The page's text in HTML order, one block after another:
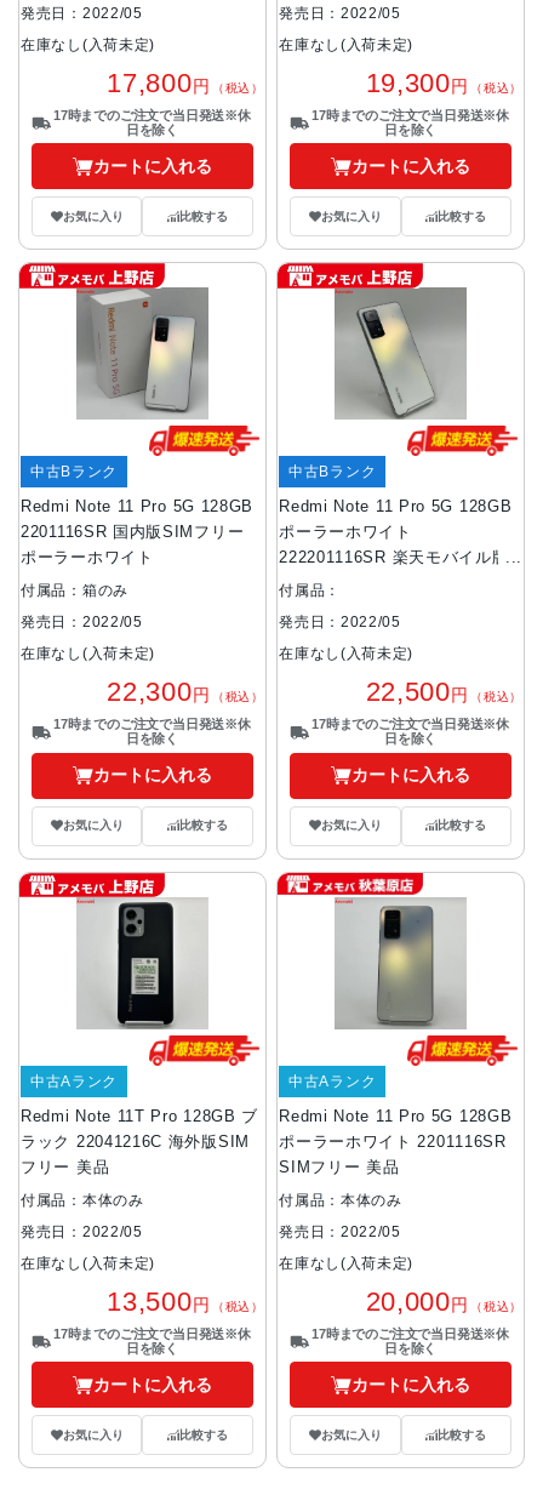
発売日：2022/05
在庫なし(入荷未定)
17,800円 （税込）
17時までのご注文で当日発送※休
日を除く
カートに入れる
お気に入り 比較する
発売日：2022/05
在庫なし(入荷未定)
19,300円 （税込）
17時までのご注文で当日発送※休
日を除く
カートに入れる
お気に入り 比較する
Redmi Note 11 Pro 5G 128GB
2201116SR 国内版SIMフリー
ポーラーホワイト
中古Bランク
付属品：箱のみ
発売日：2022/05
在庫なし(入荷未定)
22,300円 （税込）
17時までのご注文で当日発送※休
日を除く
カートに入れる
お気に入り 比較する
Redmi Note 11 Pro 5G 128GB
ポーラーホワイト
222201116SR 楽天モバイル版
SIMフリー
中古Bランク
付属品：
発売日：2022/05
在庫なし(入荷未定)
22,500円 （税込）
17時までのご注文で当日発送※休
日を除く
カートに入れる
お気に入り 比較する
Redmi Note 11T Pro 128GB ブ
ラック 22041216C 海外版SIM
フリー 美品
中古Aランク
付属品：本体のみ
発売日：2022/05
在庫なし(入荷未定)
13,500円 （税込）
17時までのご注文で当日発送※休
日を除く
カートに入れる
お気に入り 比較する
Redmi Note 11 Pro 5G 128GB
ポーラーホワイト 2201116SR
SIMフリー 美品
中古Aランク
付属品：本体のみ
発売日：2022/05
在庫なし(入荷未定)
20,000円 （税込）
17時までのご注文で当日発送※休
日を除く
カートに入れる
お気に入り 比較する